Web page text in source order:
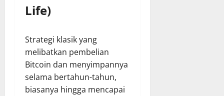
Life)
Strategi klasik yang
melibatkan pembelian
Bitcoin dan menyimpannya
selama bertahun-tahun,
biasanya hingga mencapai